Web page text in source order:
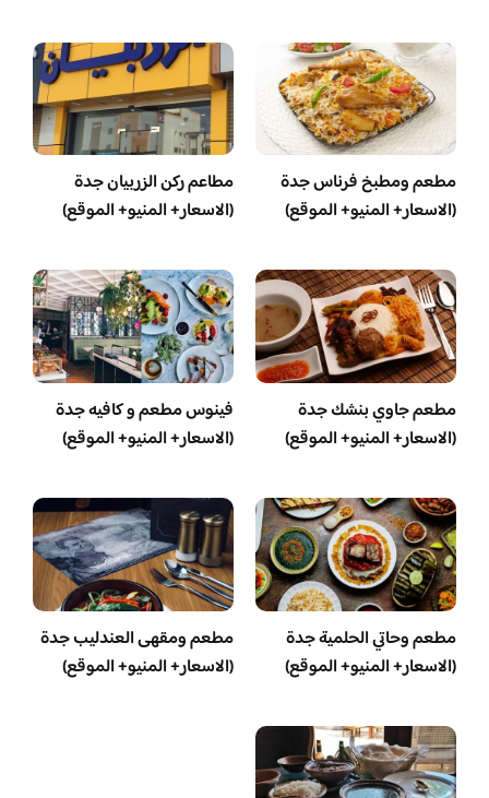
مطعم ومطبخ فرناس جدة
(الاسعار+ المنيو+ الموقع)
مطاعم ركن الزربيان جدة
(الاسعار+ المنيو+ الموقع)
مطعم جاوي بنشك جدة
(الاسعار+ المنيو+ الموقع)
فينوس مطعم و كافيه جدة
(الاسعار+ المنيو+ الموقع)
مطعم وحاتي الحلمية جدة
(الاسعار+ المنيو+ الموقع)
مطعم ومقهى العندليب جدة
(الاسعار+ المنيو+ الموقع)